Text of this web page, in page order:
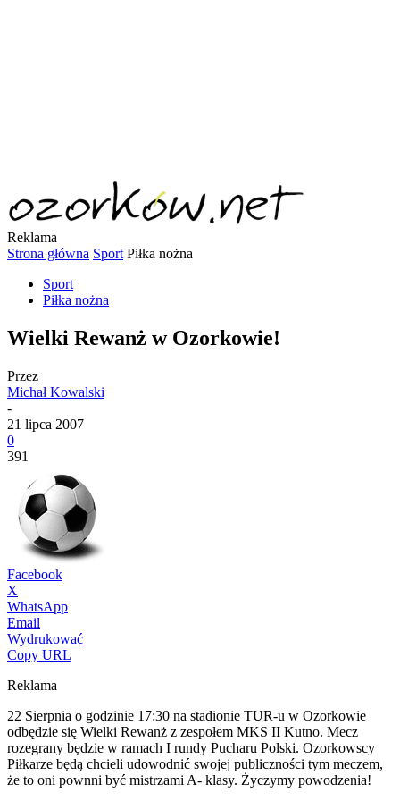
Reklama
Strona główna Sport Piłka nożna
Sport
Piłka nożna
Wielki Rewanż w Ozorkowie!
Przez
Michał Kowalski
-
21 lipca 2007
0
391
Facebook
X
WhatsApp
Email
Wydrukować
Copy URL
Reklama
22 Sierpnia o godzinie 17:30 na stadionie TUR-u w Ozorkowie
odbędzie się Wielki Rewanż z zespołem MKS II Kutno. Mecz
rozegrany będzie w ramach I rundy Pucharu Polski. Ozorkowscy
Piłkarze będą chcieli udowodnić swojej publiczności tym meczem,
że to oni pownni być mistrzami A- klasy. Życzymy powodzenia!